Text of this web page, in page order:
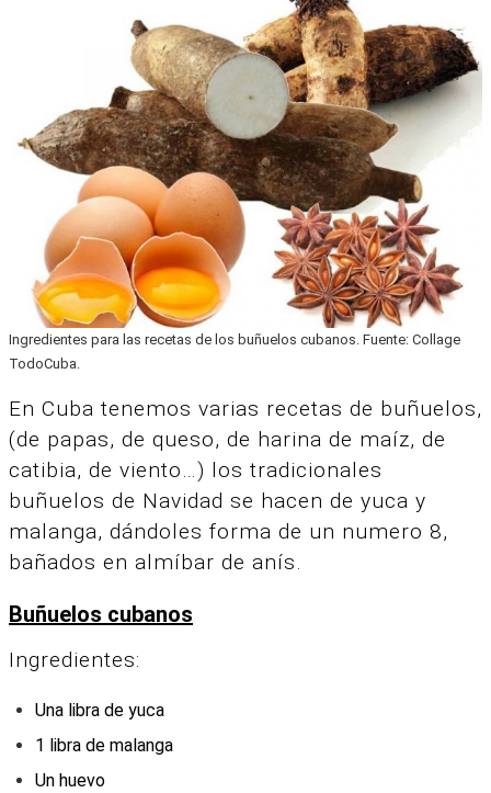
Ingredientes para las recetas de los buñuelos cubanos. Fuente: Collage
TodoCuba.
En Cuba tenemos varias recetas de buñuelos,
(de papas, de queso, de harina de maíz, de
catibia, de viento…) los tradicionales
buñuelos de Navidad se hacen de yuca y
malanga, dándoles forma de un numero 8,
bañados en almíbar de anís.
Buñuelos cubanos
Ingredientes:
Una libra de yuca
1 libra de malanga
Un huevo